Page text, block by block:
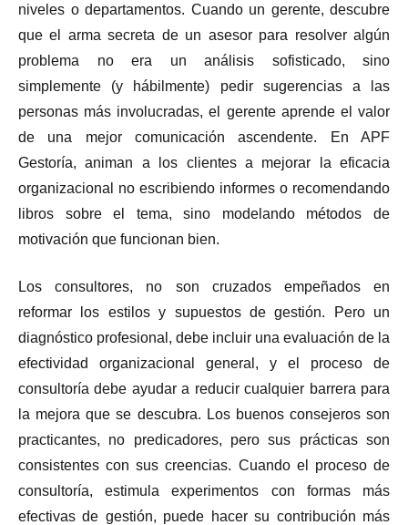
niveles o departamentos. Cuando un gerente, descubre
que el arma secreta de un asesor para resolver algún
problema no era un análisis sofisticado, sino
simplemente (y hábilmente) pedir sugerencias a las
personas más involucradas, el gerente aprende el valor
de una mejor comunicación ascendente. En APF
Gestoría, animan a los clientes a mejorar la eficacia
organizacional no escribiendo informes o recomendando
libros sobre el tema, sino modelando métodos de
motivación que funcionan bien.
Los consultores, no son cruzados empeñados en
reformar los estilos y supuestos de gestión. Pero un
diagnóstico profesional, debe incluir una evaluación de la
efectividad organizacional general, y el proceso de
consultoría debe ayudar a reducir cualquier barrera para
la mejora que se descubra. Los buenos consejeros son
practicantes, no predicadores, pero sus prácticas son
consistentes con sus creencias. Cuando el proceso de
consultoría, estimula experimentos con formas más
efectivas de gestión, puede hacer su contribución más